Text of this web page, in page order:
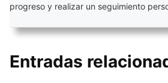
progreso y realizar un seguimiento
Entradas